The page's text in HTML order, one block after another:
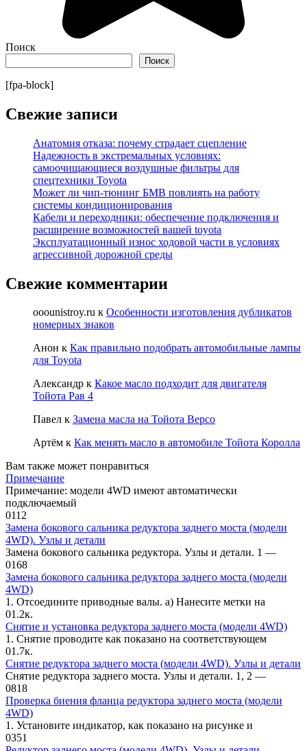
Поиск
Поиск
[fpa-block]
Свежие записи
Анатомия отказа: почему страдает сцепление
Надежность в экстремальных условиях:
самоочищающиеся воздушные фильтры для
спецтехники Toyota
Может ли чип-тюнинг БМВ повлиять на работу
системы кондиционирования
Кабели и переходники: обеспечение подключения и
расширение возможностей вашей toyota
Эксплуатационный износ ходовой части в условиях
агрессивной дорожной среды
Свежие комментарии
ooounistroy.ru к Особенности изготовления дубликатов
номерных знаков
Анон к Как правильно подобрать автомобильные лампы
для Toyota
Александр к Какое масло подходит для двигателя
Тойота Рав 4
Павел к Замена масла на Тойота Версо
Артём к Как менять масло в автомобиле Тойота Королла
Вам также может понравиться
Примечание
Примечание: модели 4WD имеют ав­томатически
подключаемый
0112
Замена бокового сальника редуктора заднего моста (модели
4WD). Узлы и детали
Замена бокового сальника редукто­ра. Узлы и детали. 1 —
0168
Замена бокового сальника редуктора заднего моста (модели
4WD)
1. Отсоедините приводные валы. а) Нанесите метки на
01.2к.
Снятие и установка редуктора заднего моста (модели 4WD)
1. Снятие проводите как показано на соответствующем
01.7к.
Снятие редуктора заднего моста (модели 4WD). Узлы и детали
Снятие редуктора заднего моста. Узлы и детали. 1, 2 —
0818
Проверка биения фланца редуктора заднего моста (модели
4WD)
1. Установите индикатор, как показа­но на рисунке и
0351